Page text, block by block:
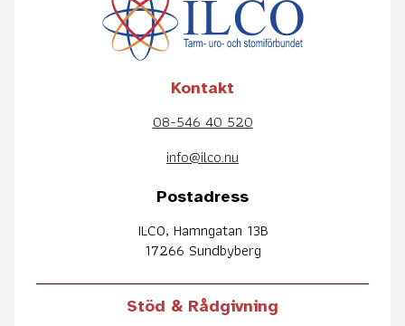
Kontakt
08-546 40 520
info@ilco.nu
Postadress
ILCO, Hamngatan 13B
17266 Sundbyberg
Stöd & Rådgivning